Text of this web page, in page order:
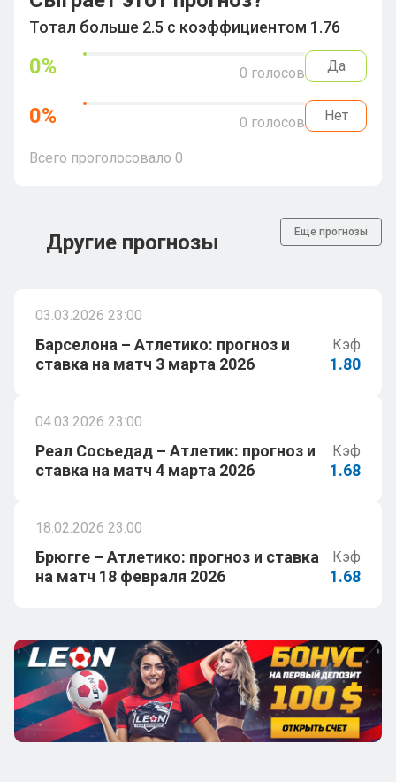
Тотал больше 2.5 с коэффициентом 1.76
0% 0 голосов Да
0% 0 голосов Нет
Всего проголосовало 0
Другие прогнозы Еще прогнозы
03.03.2026 23:00
Барселона – Атлетико: прогноз и
ставка на матч 3 марта 2026
Кэф
1.80
04.03.2026 23:00
Реал Сосьедад – Атлетик: прогноз и
ставка на матч 4 марта 2026
Кэф
1.68
18.02.2026 23:00
Брюгге – Атлетико: прогноз и ставка
на матч 18 февраля 2026
Кэф
1.68